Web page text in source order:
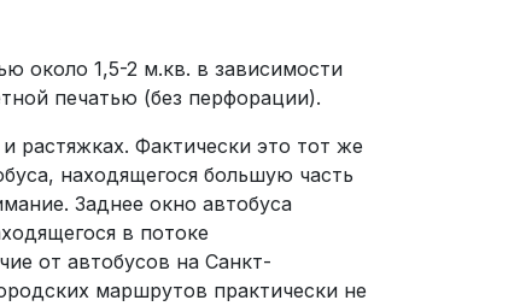
около 1,5-2 м.кв. в зависимости
печатью (без перфорации).
растяжках. Фактически это тот же
находящегося большую часть
Заднее окно автобуса
в потоке
от автобусов на Санкт-
маршрутов практически не